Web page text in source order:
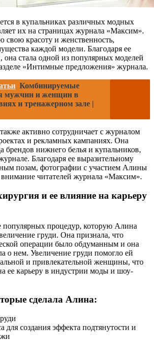
в купальниках различных модных
их на страницах журнала «Максим».
свою красоту и женственность,
каждой модели. Благодаря ее
она стала одной из популярных моделей
«Интимные предложения» журнала.
Комбинируемые
мужчин и женщин в
и тренажерном зале |
активно сотрудничает с журналом
и рекламных кампаниях. Она
брендов нижнего белья и купальников,
Благодаря ее выразительному
позам, фотографии с участием Алины
внимание читателей журнала «Максим».
и ее влияние на карьеру
процедур, которую Алина
груди. Она признала, что
операции было обдуманным и она
о нем. Увеличение груди помогло ей
и привлекательной женщины, что
ее карьеру в индустрии моды и шоу-
сделала Алина:
для создания эффекта подтянутости и